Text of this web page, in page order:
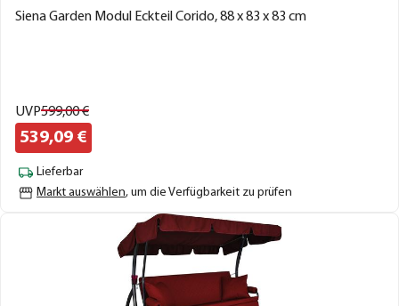
Siena Garden Modul Eckteil Corido, 88 x 83 x 83 cm
UVP599,00€
539,09 €
Lieferbar
Markt auswählen, um die Verfügbarkeit zu prüfen